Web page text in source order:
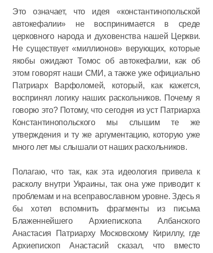
Это означает, что идея «константинопольской
автокефалии» не воспринимается в среде
церковного народа и духовенства нашей Церкви.
Не существует «миллионов» верующих, которые
якобы ожидают Томос об автокефалии, как об
этом говорят наши СМИ, а также уже официально
Патриарх Варфоломей, который, как кажется,
воспринял логику наших раскольников. Почему я
говорю это? Потому, что сегодня из уст Патриарха
Константинопольского мы слышим те же
утверждения и ту же аргументацию, которую уже
много лет мы слышали от наших раскольников.
Полагаю, что так, как эта идеология привела к
расколу внутри Украины, так она уже приводит к
проблемам и на всеправославном уровне. Здесь я
бы хотел вспомнить фрагменты из письма
Блаженнейшего Архиепископа Албанского
Анастасия Патриарху Московскому Кириллу, где
Архиепископ Анастасий сказал, что вместо